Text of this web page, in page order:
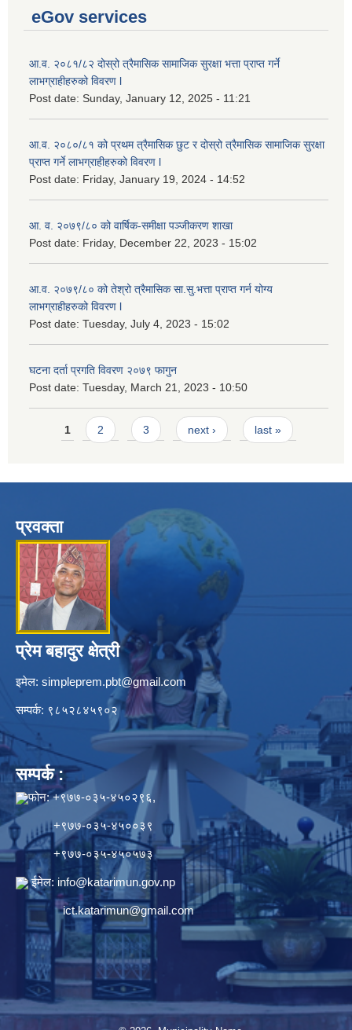
eGov services
आ.व. २०८१/८२ दोस्रो त्रैमासिक सामाजिक सुरक्षा भत्ता प्राप्त गर्ने
लाभग्राहीहरुको विवरण l
Post date: Sunday, January 12, 2025 - 11:21
आ.व. २०८०/८१ को प्रथम त्रैमासिक छुट र दोस्रो त्रैमासिक सामाजिक सुरक्षा
प्राप्त गर्ने लाभग्राहीहरुको विवरण l
Post date: Friday, January 19, 2024 - 14:52
आ. व. २०७९/८० को वार्षिक-समीक्षा पञ्जीकरण शाखा
Post date: Friday, December 22, 2023 - 15:02
आ.व. २०७९/८० को तेश्रो त्रैमासिक सा.सु.भ‍त्ता प्राप्त गर्न योग्य
लाभग्राहीहरुको विवरण l
Post date: Tuesday, July 4, 2023 - 15:02
घटना दर्ता प्रगति विवरण २०७९ फागुन
Post date: Tuesday, March 21, 2023 - 10:50
Pages
1 2 3 next › last »
प्रवक्ता
प्रेम बहादुर क्षेत्री
इमेल: simpleprem.pbt@gmail.com
सम्पर्क: ९८५२८४५९०२
सम्पर्क :
फोन: +९७७-०३५-४५०२९६,
+९७७-०३५-४५००३९
+९७७-०३५-४५०५७३
ईमेल: info@katarimun.gov.np
ict.katarimun@gmail.com